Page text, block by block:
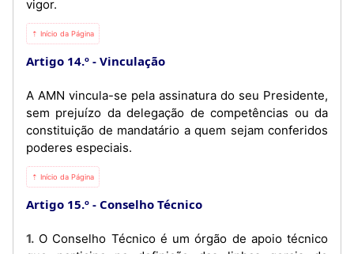
vigor.
⇡ Início da Página
Artigo 14.º Vinculação
A AMN vincula-se pela assinatura do seu Presidente,
sem prejuízo da delegação de competências ou da
constituição de mandatário a quem sejam conferidos
poderes especiais.
⇡ Início da Página
Artigo 15.º Conselho Técnico
1. O Conselho Técnico é um órgão de apoio técnico